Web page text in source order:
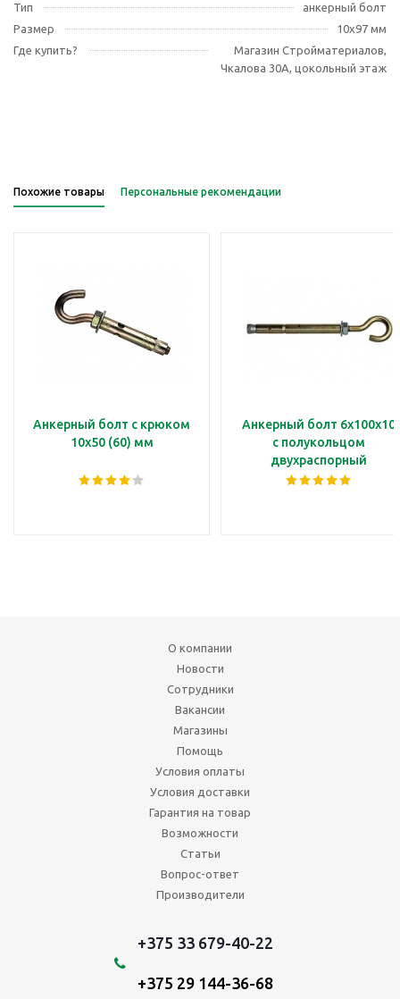
Тип
анкерный болт
Размер
10х97 мм
Где купить?
Магазин Стройматериалов,
Чкалова 30А, цокольный этаж
Похожие товары Персональные рекомендации
Анкерный болт с крюком
10х50 (60) мм
Анкерный болт 6х100х10
с полукольцом
двухраспорный
О компании
Новости
Сотрудники
Вакансии
Магазины
Помощь
Условия оплаты
Условия доставки
Гарантия на товар
Возможности
Статьи
Вопрос-ответ
Производители
+375 33 679-40-22
+375 29 144-36-68